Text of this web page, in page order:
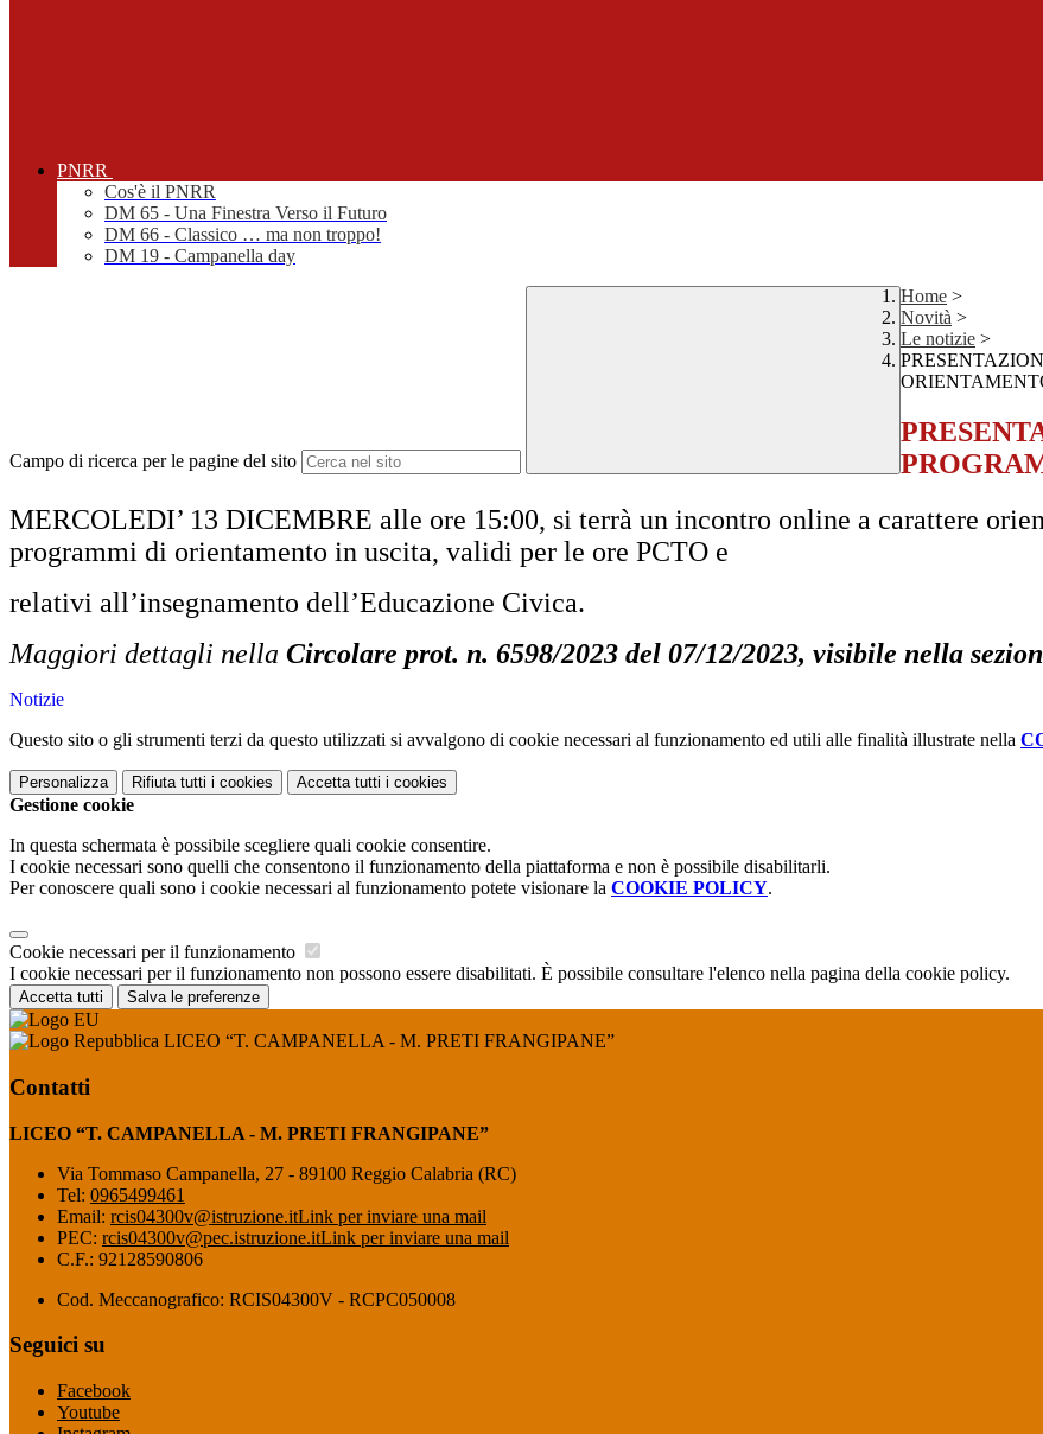
PNRR
Cos'è il PNRR
DM 65 - Una Finestra Verso il Futuro
DM 66 - Classico … ma non troppo!
DM 19 - Campanella day
Campo di ricerca per le pagine del sito
Home >
Novità >
Le notizie >
MERCOLEDI’ 13 DICEMBRE alle ore 15:00, si terrà un incontro online a carattere
programmi di orientamento in uscita, validi per le ore PCTO e
relativi all’insegnamento dell’Educazione Civica.
Maggiori dettagli nella Circolare prot. n. 6598/2023 del 07/12/2023, visibile nella
Notizie
Questo sito o gli strumenti terzi da questo utilizzati si avvalgono di cookie necessari al funzionamento ed utili alle finalità illustrate nella
Personalizza Rifiuta tutti i cookies Accetta tutti i cookies
Gestione cookie
In questa schermata è possibile scegliere quali cookie consentire.
I cookie necessari sono quelli che consentono il funzionamento della piattaforma e non è possibile disabilitarli.
Per conoscere quali sono i cookie necessari al funzionamento potete visionare la COOKIE POLICY.
Cookie necessari per il funzionamento
I cookie necessari per il funzionamento non possono essere disabilitati. È possibile consultare l'elenco nella pagina della cookie policy.
Accetta tutti Salva le preferenze
LICEO “T. CAMPANELLA - M. PRETI FRANGIPANE”
Contatti
LICEO “T. CAMPANELLA - M. PRETI FRANGIPANE”
Via Tommaso Campanella, 27 - 89100 Reggio Calabria (RC)
Tel: 0965499461
Email: rcis04300v@istruzione.itLink per inviare una mail
PEC: rcis04300v@pec.istruzione.itLink per inviare una mail
C.F.: 92128590806
Cod. Meccanografico: RCIS04300V - RCPC050008
Seguici su
Facebook
Youtube